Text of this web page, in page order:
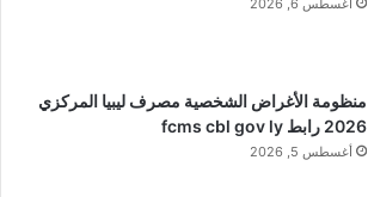
أغسطس 6, 2026
منظومة الأغراض الشخصية مصرف ليبيا المركزي
2026 رابط fcms cbl gov ly
أغسطس 5, 2026